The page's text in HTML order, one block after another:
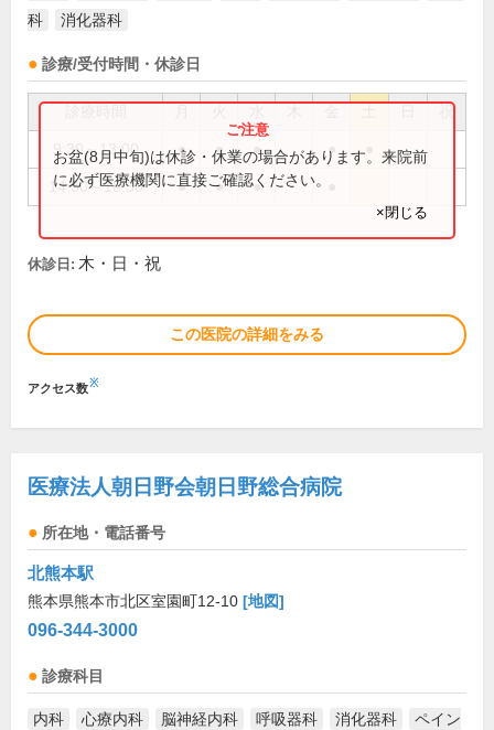
科 消化器科
診療/受付時間・休診日
祝
9:30～13:00 ● ● ● ●
14:30～18:30 ● ● ●
お盆(8月中旬)は休診・休業の場合があります。来院前
に必ず医療機関に直接ご確認ください。
×閉じる
休診日: 木・日・祝
この医院の詳細をみる
アクセス数※
医療法人朝日野会朝日野総合病院
所在地・電話番号
北熊本駅
熊本県熊本市北区室園町12-10 [地図]
096-344-3000
診療科目
内科 心療内科 脳神経内科 呼吸器科 消化器科
ペイン